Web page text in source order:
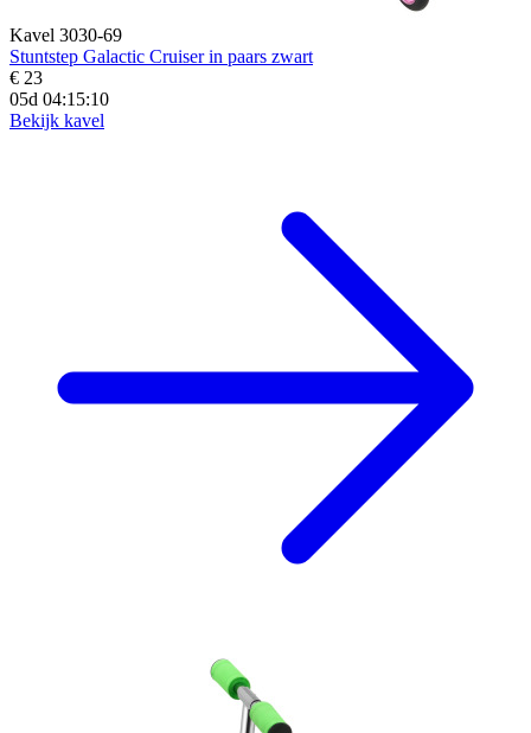
Kavel 3030-69
Stuntstep Galactic Cruiser in paars zwart
€ 23
05d 04:15:09
Bekijk kavel